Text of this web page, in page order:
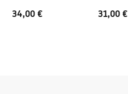
34,00 € 31,00 €